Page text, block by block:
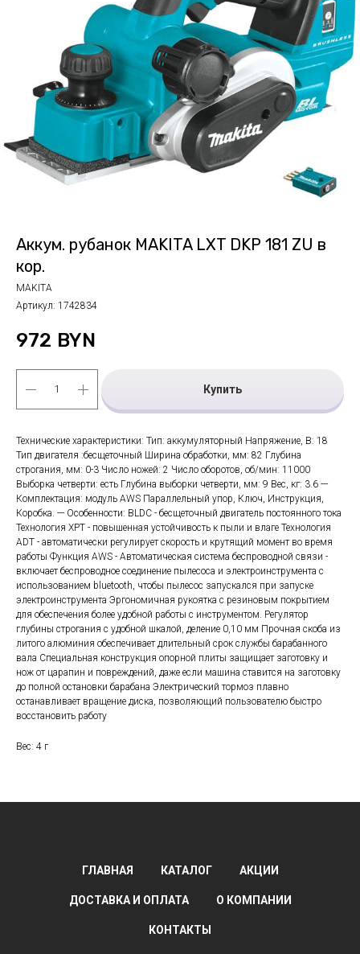
Аккум. рубанок MAKITA LXT DKP 181 ZU в
кор.
MAKITA
Артикул: 1742834
972 BYN
Купить
Технические характеристики: Тип: аккумуляторный Напряжение, В: 18
Тип двигателя :бесщеточный Ширина обработки, мм: 82 Глубина
строгания, мм: 0-3 Число ножей: 2 Число оборотов, об/мин: 11000
Выборка четверти: есть Глубина выборки четверти, мм: 9 Вес, кг: 3.6 ---
Комплектация: модуль AWS Параллельный упор, Ключ, Инструкция,
Коробка. --- Особенности: BLDC - бесщеточный двигатель постоянного тока
Технология XPT - повышенная устойчивость к пыли и влаге Технология
ADT - автоматически регулирует скорость и крутящий момент во время
работы Функция AWS - Автоматическая система беспроводной связи -
включает беспроводное соединение пылесоса и электроинструмента с
использованием bluetooth, чтобы пылесос запускался при запуске
электроинструмента Эргономичная рукоятка с резиновым покрытием
для обеспечения более удобной работы с инструментом. Регулятор
глубины строгания с удобной шкалой, деление 0,10 мм Прочная скоба из
литого алюминия обеспечивает длительный срок службы барабанного
вала Специальная конструкция опорной плиты защищает заготовку и
нож от царапин и повреждений, даже если машина ставится на заготовку
до полной остановки барабана Электрический тормоз плавно
останавливает вращение диска, позволяющий пользователю быстро
восстановить работу
Вес: 4 г
ГЛАВНАЯ КАТАЛОГ АКЦИИ
ДОСТАВКА И ОПЛАТА О КОМПАНИИ
КОНТАКТЫ